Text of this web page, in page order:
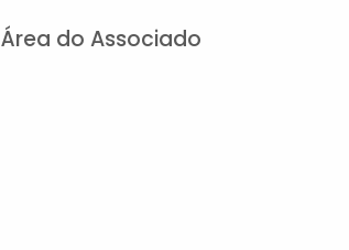
Área do Associado